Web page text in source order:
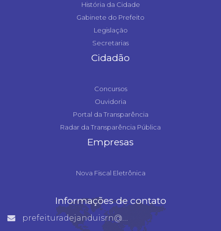
História da Cidade
Gabinete do Prefeito
Legislação
Secretarias
Cidadão
Concursos
Ouvidoria
Portal da Transparência
Radar da Transparência Pública
Empresas
Nova Fiscal Eletrônica
Informações de contato
prefeituradejanduisrn@gmail.com